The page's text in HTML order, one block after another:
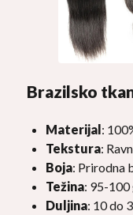
Brazilsko
Materijal:
Tekstura:
Boja: Prirodna
Težina: 95-100
Duljina: 10 do